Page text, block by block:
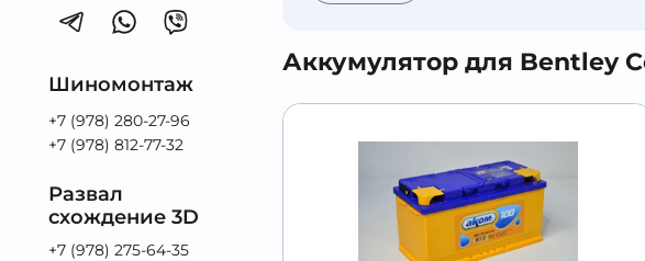
Шиномонтаж
+7 (978) 280-27-96
+7 (978) 812-77-32
Развал
схождение 3D
+7 (978) 275-64-35
Аккумулятор для Bentley